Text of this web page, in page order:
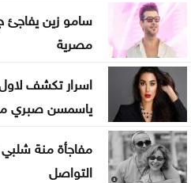
سامو زين يفاجئ
مصرية
اسرار تكشف
ياسمسن صبري
مفاجأة منة
التواصل